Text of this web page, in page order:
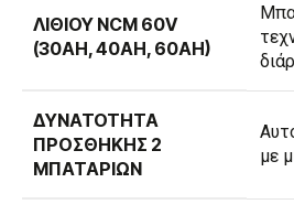
ΛΙΘΊΟΥ NCM 60V
(30AH, 40AH, 60AH)
ΔΥΝΑΤΌΤΗΤΑ
ΠΡΟΣΘΉΚΗΣ 2
ΜΠΑΤΑΡΙΏΝ
με